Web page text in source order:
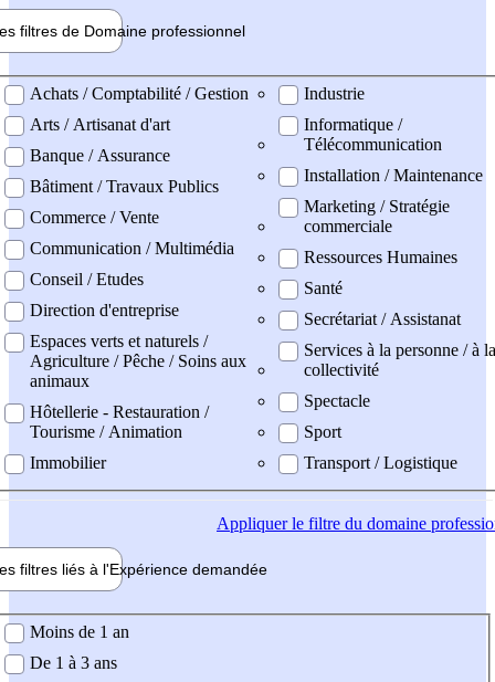
filtres de Domaine professionnel
professionel
Achats / Comptabilité / Gestion
Arts / Artisanat d'art
Banque / Assurance
Bâtiment / Travaux Publics
Commerce / Vente
Communication / Multimédia
Conseil / Etudes
Direction d'entreprise
Espaces verts et naturels /
Agriculture / Pêche / Soins aux
animaux
Hôtellerie - Restauration /
Tourisme / Animation
Immobilier
Industrie
Informatique /
Télécommunication
Installation / Maintenance
Marketing / Stratégie
commerciale
Ressources Humaines
Santé
Secrétariat / Assistanat
Services à la personne / à la
collectivité
Spectacle
Sport
Transport / Logistique
Appliquerle filtre du domaine
filtres liés à l'Expérience demandée
demandée
Moins de 1 an
De 1 à 3 ans